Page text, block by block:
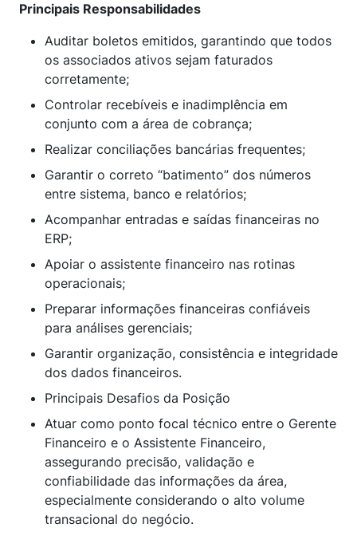
Principais Responsabilidades
Auditar boletos emitidos, garantindo que todos
os associados ativos sejam faturados
corretamente;
Controlar recebíveis e inadimplência em
conjunto com a área de cobrança;
Realizar conciliações bancárias frequentes;
Garantir o correto “batimento” dos números
entre sistema, banco e relatórios;
Acompanhar entradas e saídas financeiras no
ERP;
Apoiar o assistente financeiro nas rotinas
operacionais;
Preparar informações financeiras confiáveis
para análises gerenciais;
Garantir organização, consistência e integridade
dos dados financeiros.
Principais Desafios da Posição
Atuar como ponto focal técnico entre o Gerente
Financeiro e o Assistente Financeiro,
assegurando precisão, validação e
confiabilidade das informações da área,
especialmente considerando o alto volume
transacional do negócio.